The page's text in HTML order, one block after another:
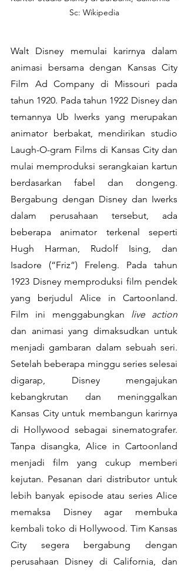
Sc: Wikipedia
Walt Disney memulai karirnya dalam
animasi bersama dengan Kansas City
Film Ad Company di Missouri pada
tahun 1920. Pada tahun 1922 Disney dan
temannya Ub Iwerks yang merupakan
animator berbakat, mendirikan studio
Laugh-O-gram Films di Kansas City dan
mulai memproduksi serangkaian kartun
berdasarkan fabel dan dongeng.
Bergabung dengan Disney dan Iwerks
dalam perusahaan tersebut, ada
beberapa animator terkenal seperti
Hugh Harman, Rudolf Ising, dan
Isadore (“Friz”) Freleng. Pada tahun
1923 Disney memproduksi film pendek
yang berjudul Alice in Cartoonland.
Film ini menggabungkan live action
dan animasi yang dimaksudkan untuk
menjadi gambaran dalam sebuah seri.
Setelah beberapa minggu series selesai
digarap, Disney mengajukan
kebangkrutan dan meninggalkan
Kansas City untuk membangun karirnya
di Hollywood sebagai sinematografer.
Tanpa disangka, Alice in Cartoonland
menjadi film yang cukup memberi
kejutan. Pesanan dari distributor untuk
lebih banyak episode atau series Alice
memaksa Disney agar membuka
kembali toko di Hollywood. Tim Kansas
City segera bergabung dengan
perusahaan Disney di California, dan